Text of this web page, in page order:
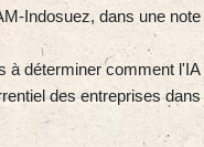
Indosuez, dans une
déterminer comment
des entreprises